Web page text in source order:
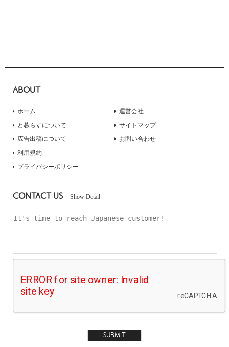
ABOUT
ホーム
と暮らすについて
広告出稿について
運営会社
サイトマップ
お問い合わせ
利用規約
プライバシーポリシー
CONTACT US Show Detail